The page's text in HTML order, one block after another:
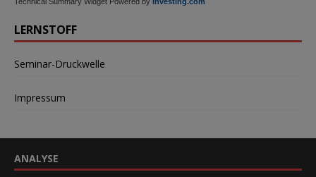
LERNSTOFF
Seminar-Druckwelle
Impressum
ANALYSE